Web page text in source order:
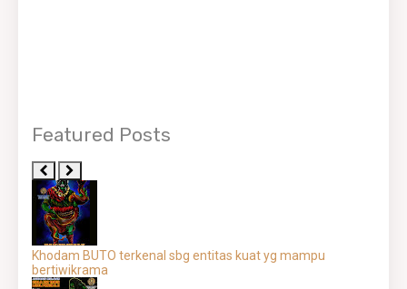
Featured Posts
Khodam BUTO terkenal sbg entitas kuat yg mampu
bertiwikrama